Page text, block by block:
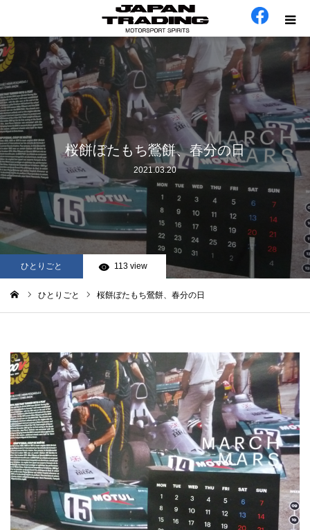
桜餅ぼたもち鶯餅、春分の日
2021.03.20
ひとりごと 113 view
ひとりごと 桜餅ぼたもち鶯餅、春分の日
ホーム
在庫車
会社概要
カテゴリー
工場日誌
お問い合わせ